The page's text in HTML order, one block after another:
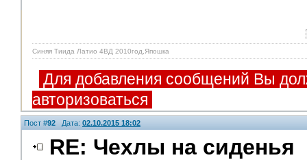
Синяя Тиида Латио 4ВД 2010год,Япошка
Для добавления сообщений Вы
авторизоваться
Пост #92 Дата: 02.10.2015 18:02
RE: Чехлы на сиденья